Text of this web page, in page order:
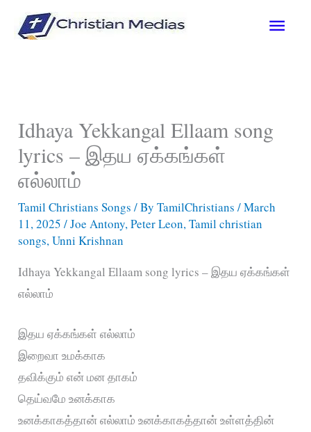
Main
Idhaya Yekkangal Ellaam song
lyrics – இதய ஏக்கங்கள்
எல்லாம்
Tamil Christians Songs / ByTamilChristians/March
11, 2025/Joe Antony,Peter Leon,Tamil christian
songs,Unni Krishnan
Idhaya Yekkangal Ellaam song lyrics – இதய ஏக்கங்கள்
எல்லாம்
இதய ஏக்கங்கள் எல்லாம்
இறைவா உமக்காக
தவிக்கும் என் மன தாகம்
தெய்வமே உனக்காக
உனக்காகத்தான் எல்லாம் உனக்காகத்தான் உள்ளத்தின்